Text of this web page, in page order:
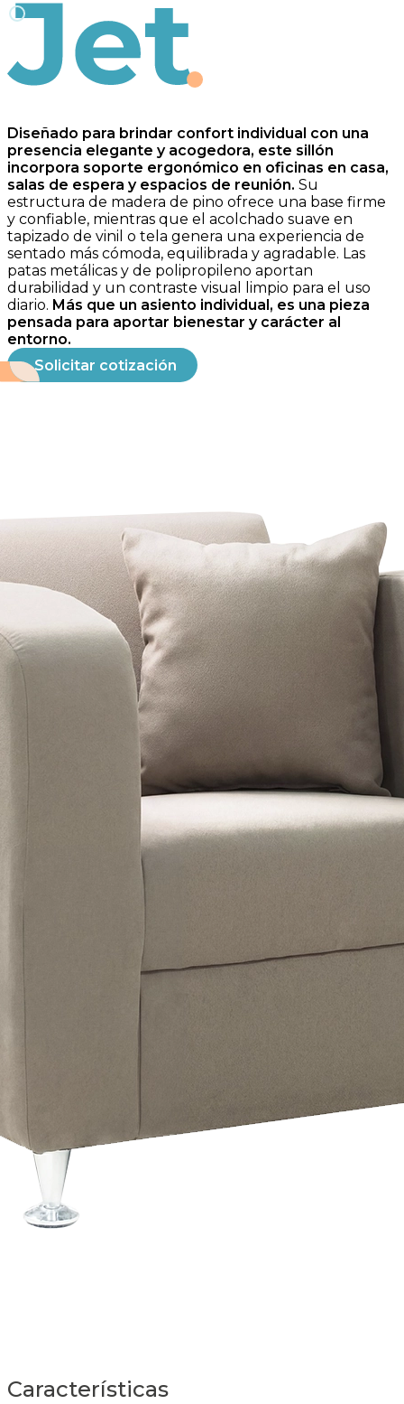
Jet
Diseñado para brindar confort individual con una
presencia elegante y acogedora, este sillón
incorpora soporte ergonómico en oficinas en casa,
salas de espera y espacios de reunión. Su
estructura de madera de pino ofrece una base firme
y confiable, mientras que el acolchado suave en
tapizado de vinil o tela genera una experiencia de
sentado más cómoda, equilibrada y agradable. Las
patas metálicas y de polipropileno aportan
durabilidad y un contraste visual limpio para el uso
diario. Más que un asiento individual, es una pieza
pensada para aportar bienestar y carácter al
entorno.
Solicitar cotización
Características